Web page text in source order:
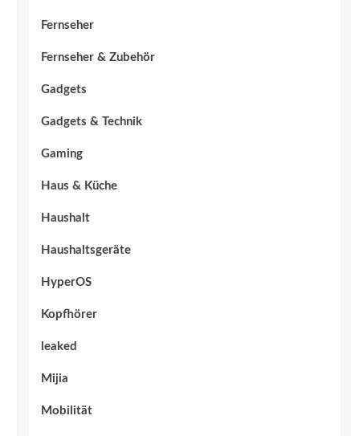
Fernseher
Fernseher & Zubehör
Gadgets
Gadgets & Technik
Gaming
Haus & Küche
Haushalt
Haushaltsgeräte
HyperOS
Kopfhörer
leaked
Mijia
Mobilität